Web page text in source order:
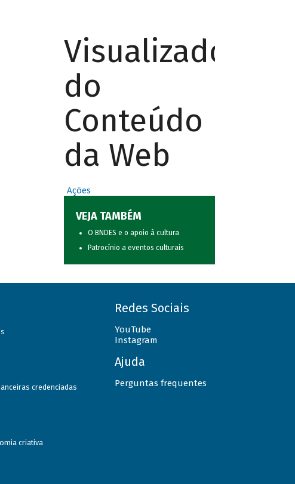
Visualizador
do
Conteúdo
da Web
Ações
VEJA TAMBÉM
O BNDES e o apoio à cultura
Patrocínio a eventos culturais
credenciadas
criativa
Redes Sociais
YouTube
Instagram
Ajuda
Perguntas frequentes